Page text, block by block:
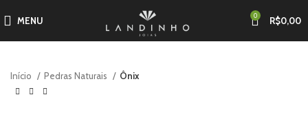
MENU 0 R$0,00
Início Pedras Naturais Ônix